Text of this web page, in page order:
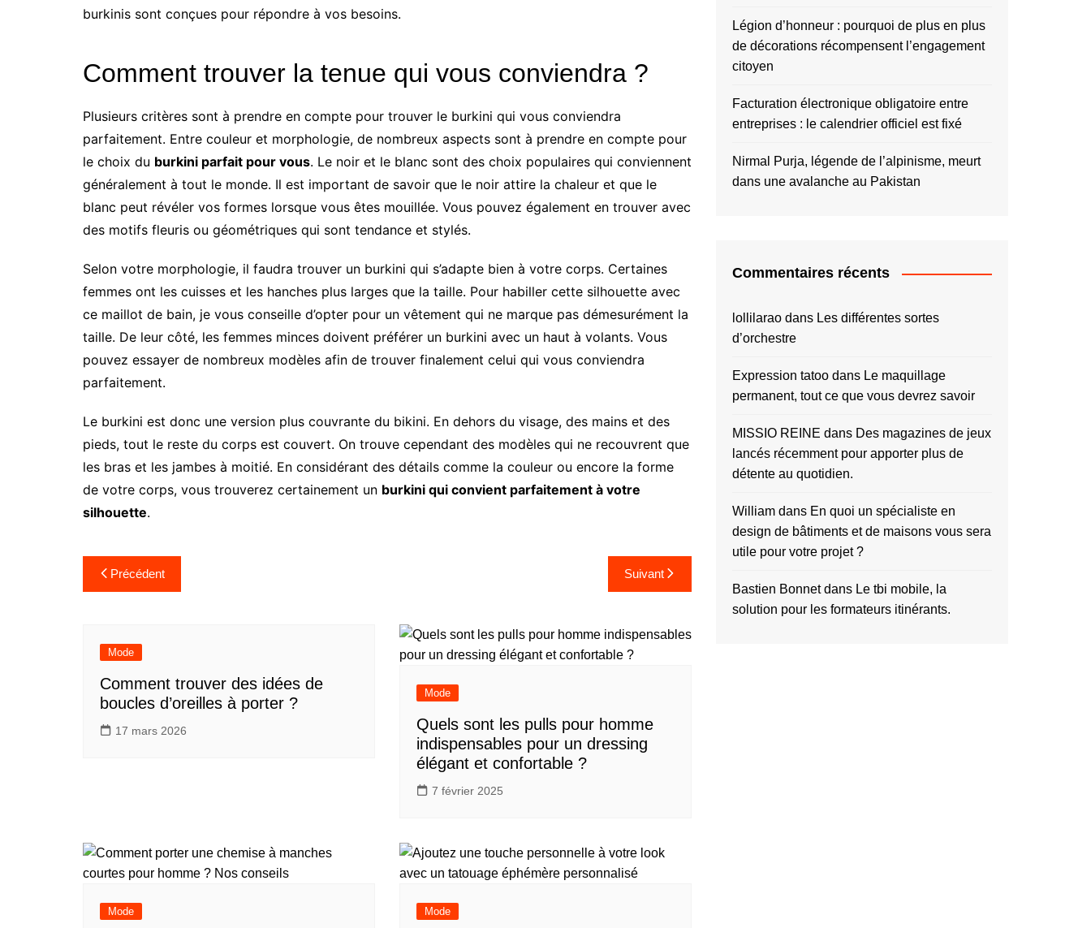
burkinis sont conçues pour répondre à vos besoins.
Comment trouver la tenue qui vous conviendra ?
Plusieurs critères sont à prendre en compte pour trouver le burkini qui vous conviendra
parfaitement. Entre couleur et morphologie, de nombreux aspects sont à prendre en compte pour
le choix du burkini parfait pour vous. Le noir et le blanc sont des choix populaires qui conviennent
généralement à tout le monde. Il est important de savoir que le noir attire la chaleur et que le
blanc peut révéler vos formes lorsque vous êtes mouillée. Vous pouvez également en trouver avec
des motifs fleuris ou géométriques qui sont tendance et stylés.
Selon votre morphologie, il faudra trouver un burkini qui s’adapte bien à votre corps. Certaines
femmes ont les cuisses et les hanches plus larges que la taille. Pour habiller cette silhouette avec
ce maillot de bain, je vous conseille d’opter pour un vêtement qui ne marque pas démesurément la
taille. De leur côté, les femmes minces doivent préférer un burkini avec un haut à volants. Vous
pouvez essayer de nombreux modèles afin de trouver finalement celui qui vous conviendra
parfaitement.
Le burkini est donc une version plus couvrante du bikini. En dehors du visage, des mains et des
pieds, tout le reste du corps est couvert. On trouve cependant des modèles qui ne recouvrent que
les bras et les jambes à moitié. En considérant des détails comme la couleur ou encore la forme
de votre corps, vous trouverez certainement un burkini qui convient parfaitement à votre
silhouette.
Navigation
de
Précédent Suivant
Mode
Comment trouver des idées de
boucles d’oreilles à porter ?
17 mars 2026
Mode
Quels sont les pulls pour homme
indispensables pour un dressing
élégant et confortable ?
7 février 2025
Mode Mode
Légion d’honneur : pourquoi de plus en plus
de décorations récompensent l’engagement
citoyen
Facturation électronique obligatoire entre
entreprises : le calendrier officiel est fixé
Nirmal Purja, légende de l’alpinisme, meurt
dans une avalanche au Pakistan
Commentaires récents
lollilarao dans Les différentes sortes
d’orchestre
Expression tatoo dans Le maquillage
permanent, tout ce que vous devrez savoir
MISSIO REINE dans Des magazines de jeux
lancés récemment pour apporter plus de
détente au quotidien.
William dans En quoi un spécialiste en
design de bâtiments et de maisons vous sera
utile pour votre projet ?
Bastien Bonnetdans Le tbi mobile, la
solution pour les formateurs itinérants.